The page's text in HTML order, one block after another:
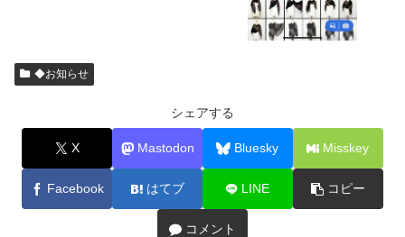
◆お知らせ
シェアする
X Mastodon Bluesky Misskey
Facebook はてブ LINE コピー
コメント